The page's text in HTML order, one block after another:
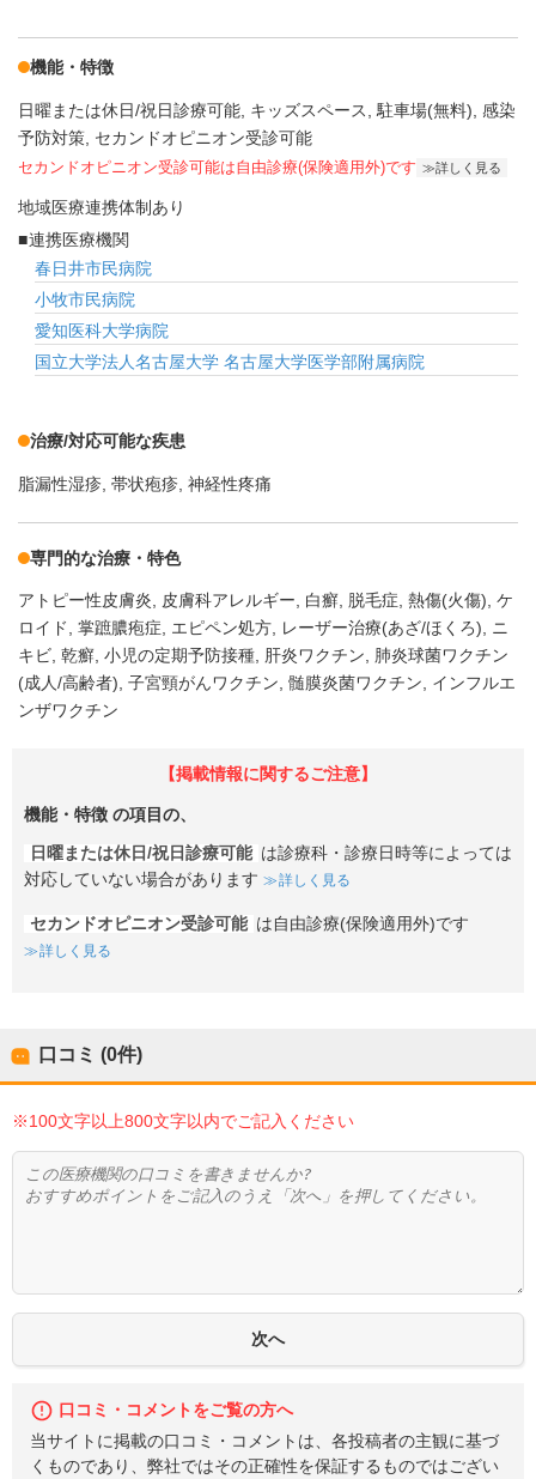
機能・特徴
日曜または休日/祝日診療可能 キッズスペース 駐車場(無料) 感染
予防対策 セカンドオピニオン受診可能
セカンドオピニオン受診可能は自由診療(保険適用外)です 詳しく見る
地域医療連携体制あり
連携医療機関
春日井市民病院
小牧市民病院
愛知医科大学病院
国立大学法人名古屋大学 名古屋大学医学部附属病院
治療/対応可能な疾患
脂漏性湿疹 帯状疱疹 神経性疼痛
専門的な治療・特色
アトピー性皮膚炎 皮膚科アレルギー 白癬 脱毛症 熱傷(火傷) ケ
ロイド
掌蹠膿疱症 エピペン処方 レーザー治療(あざ/ほくろ)
ニ
キビ 乾癬 小児の定期予防接種 肝炎ワクチン
肺炎球菌ワクチン
(成人/高齢者) 子宮頸がんワクチン 髄膜炎菌ワクチン
インフルエ
ンザワクチン
【掲載情報に関するご注意】
機能・特徴 の項目の、
日曜または休日/祝日診療可能 は診療科・診療日時等によっては
対応していない場合があります
詳しく見る
セカンドオピニオン受診可能 は自由診療(保険適用外)です
詳しく見る
口コミ (0件)
※100文字以上800文字以内でご記入ください
口コミ・コメントをご覧の方へ
当サイトに掲載の口コミ・コメントは、各投稿者の主観に基づ
くものであり、弊社ではその正確性を保証するものではござい